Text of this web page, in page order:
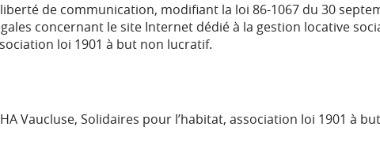
de communication, modifiant la loi 86-1067 du 30
concernant le site Internet dédié à la gestion locative
loi 1901 à but non lucratif.
Vaucluse, Solidaires pour l’habitat, association loi 1901 à